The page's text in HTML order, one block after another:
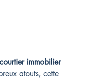
immobilier
atouts, cette